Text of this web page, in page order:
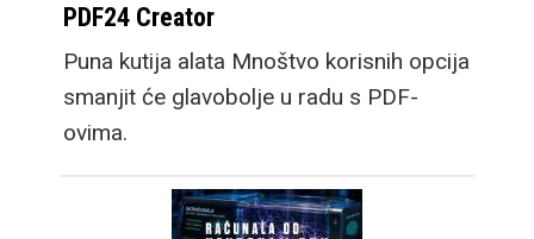
PDF24 Creator
Puna kutija alata Mnoštvo korisnih opcija
smanjit će glavobolje u radu s PDF-
ovima.